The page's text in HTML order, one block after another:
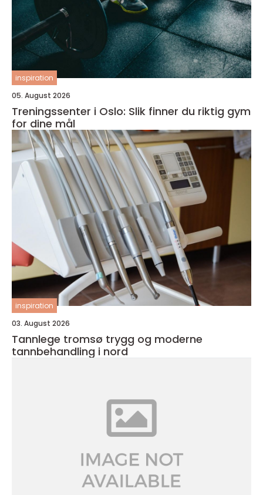
inspiration
05. August 2026
Treningssenter i Oslo: Slik finner du riktig gym
for dine mål
inspiration
03. August 2026
Tannlege tromsø trygg og moderne
tannbehandling i nord